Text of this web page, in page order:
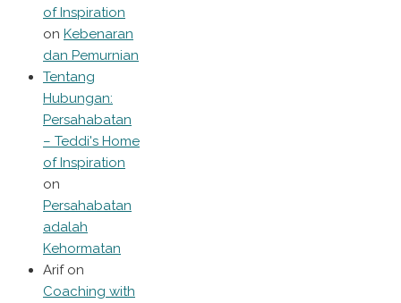
of Inspiration
on Kebenaran
dan Pemurnian
Tentang
Hubungan:
Persahabatan
– Teddi's Home
of Inspiration
on
Persahabatan
adalah
Kehormatan
Arifon
Coaching with